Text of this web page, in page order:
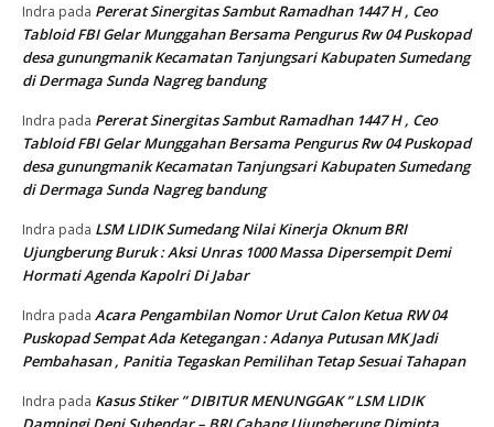
Indra pada Pererat Sinergitas Sambut Ramadhan 1447 H , Ceo
Tabloid FBI Gelar Munggahan Bersama Pengurus Rw 04 Puskopad
desa gunungmanik Kecamatan Tanjungsari Kabupaten Sumedang
di Dermaga Sunda Nagreg bandung
Indra pada Pererat Sinergitas Sambut Ramadhan 1447 H , Ceo
Tabloid FBI Gelar Munggahan Bersama Pengurus Rw 04 Puskopad
desa gunungmanik Kecamatan Tanjungsari Kabupaten Sumedang
di Dermaga Sunda Nagreg bandung
Indra pada LSM LIDIK Sumedang Nilai Kinerja Oknum BRI
Ujungberung Buruk : Aksi Unras 1000 Massa Dipersempit Demi
Hormati Agenda Kapolri Di Jabar
Indra pada Acara Pengambilan Nomor Urut Calon Ketua RW 04
Puskopad Sempat Ada Ketegangan : Adanya Putusan MK Jadi
Pembahasan , Panitia Tegaskan Pemilihan Tetap Sesuai Tahapan
Indra pada Kasus Stiker ” DIBITUR MENUNGGAK ” LSM LIDIK